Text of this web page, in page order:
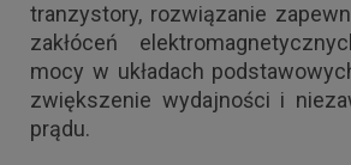
tranzystory, rozwiązanie
zakłóceń
mocy w układach
zwiększenie wydajności i
prądu.